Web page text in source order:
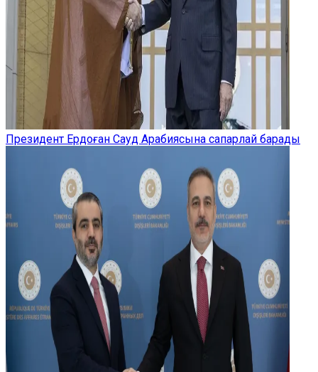
Президент Ердоған Сауд Арабиясына сапарлай барады